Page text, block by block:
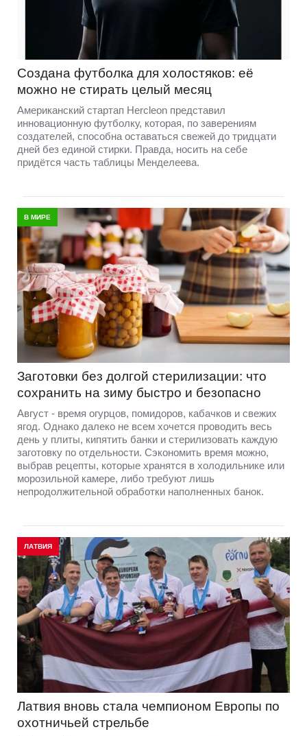
Создана футболка для холостяков: её
можно не стирать целый месяц
Американский стартап Hercleon представил
инновационную футболку, которая, по заверениям
создателей, способна оставаться свежей до тридцати
дней без единой стирки. Правда, носить на себе
придётся часть таблицы Менделеева.
В МИРЕ
Заготовки без долгой стерилизации: что
сохранить на зиму быстро и безопасно
Август - время огурцов, помидоров, кабачков и свежих
ягод. Однако далеко не всем хочется проводить весь
день у плиты, кипятить банки и стерилизовать каждую
заготовку по отдельности. Сэкономить время можно,
выбрав рецепты, которые хранятся в холодильнике или
морозильной камере, либо требуют лишь
непродолжительной обработки наполненных банок.
ЛАТВИЯ
Латвия вновь стала чемпионом Европы по
охотничьей стрельбе